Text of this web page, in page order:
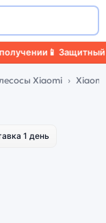
📱 Защитный
Xiaomi
1 день